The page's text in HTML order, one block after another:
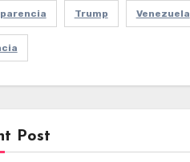
Trump Venezuela
Post